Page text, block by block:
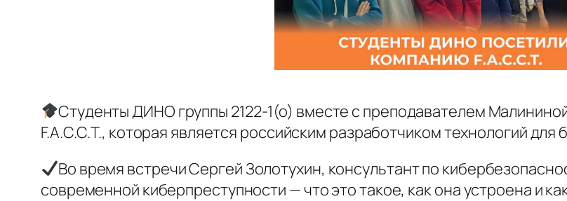
Студенты ДИНО группы 2122-1(о) вместе с преподавателем
F.A.С.С.T., которая является российским разработчиком технологий
Во время встречи Сергей Золотухин, консультант по
современной киберпреступности — что это такое, как она устроена и